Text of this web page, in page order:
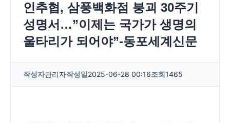
인추협, 삼풍백화점 붕괴 30주기
성명서…”이제는 국가가 생명의
울타리가 되어야”-동포세계신문
작성자관리자작성일2025-06-28 00:16조회1465